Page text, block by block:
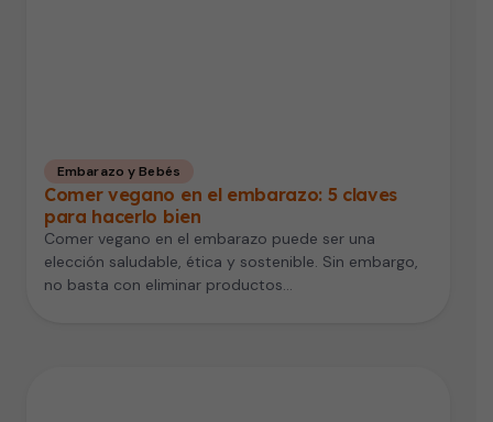
Embarazo y Bebés
Comer vegano en el embarazo: 5 claves
para hacerlo bien
Comer vegano en el embarazo puede ser una
elección saludable, ética y sostenible. Sin embargo,
no basta con eliminar productos…